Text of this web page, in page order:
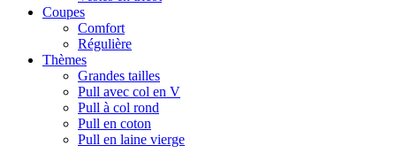
Coupes
Comfort
Régulière
Thèmes
Grandes tailles
Pull avec col en V
Pull à col rond
Pull en coton
Pull en laine vierge